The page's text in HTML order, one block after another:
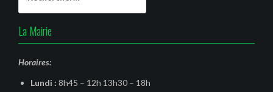
La Mairie
Horaires:
Lundi : 8h45 – 12h 13h30 – 18h